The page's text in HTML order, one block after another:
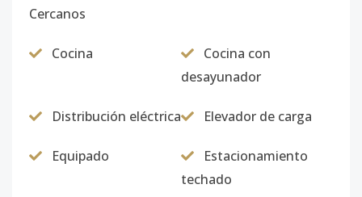
Cercanos
Cocina
Cocina con
desayunador
Distribución eléctrica Elevador de carga
Equipado
Estacionamiento
techado